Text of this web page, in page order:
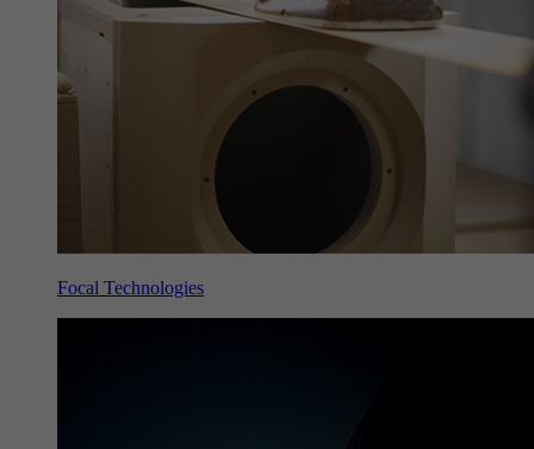
Focal Technologies